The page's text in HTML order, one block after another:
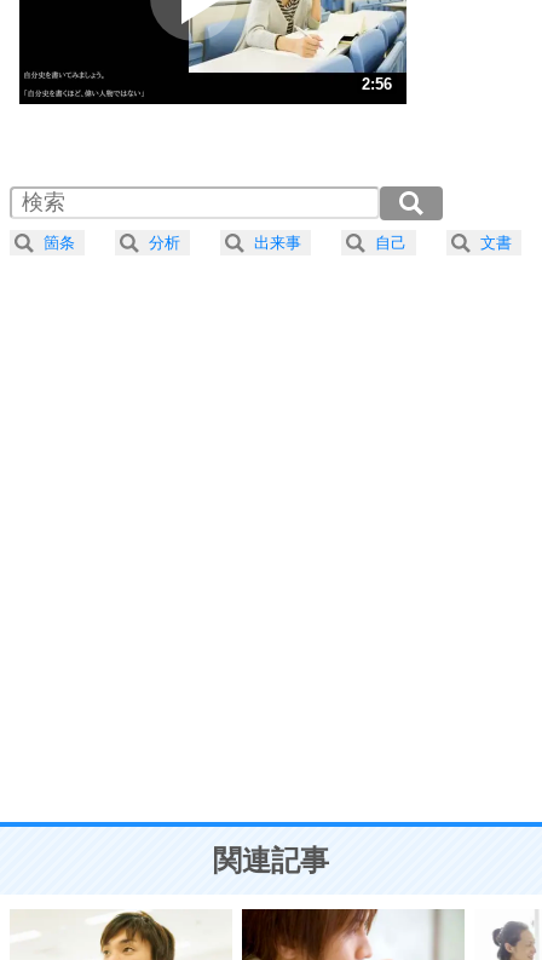
ストレス対策
人生、なんとかなるもの。
気楽に生きる30の方法
4 器の大きい人は、怒りを優しさで表現する。
プラス思考
ことが大切。
2:56
2.0倍速 （346KB 1分28秒）
2.5倍速 （277KB 1分10秒）
3.0倍速 （231KB 59秒）
箇条 分析 出来事 自己 文書
関連記事